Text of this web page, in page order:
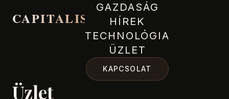
CAPITALIST
GAZDASÁG
HÍREK
TECHNOLÓGIA
ÜZLET
KAPCSOLAT
Üzlet